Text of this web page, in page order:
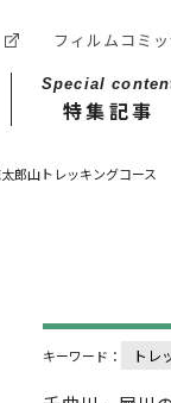
フィルムコミ
Special
特集記事
郎山トレッキングコース
キーワード： トレ